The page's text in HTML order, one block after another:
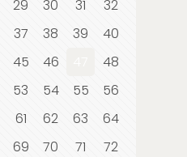
29 30 31
32
37 38 39
40
45 46
48
53 54 55
56
61 62 63
64
69 70 71
72